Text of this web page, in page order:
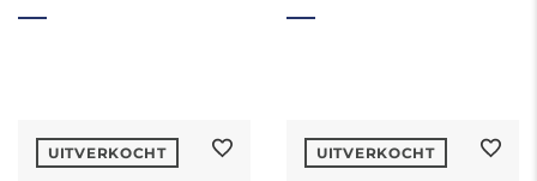
UITVERKOCHT UITVERKOCHT